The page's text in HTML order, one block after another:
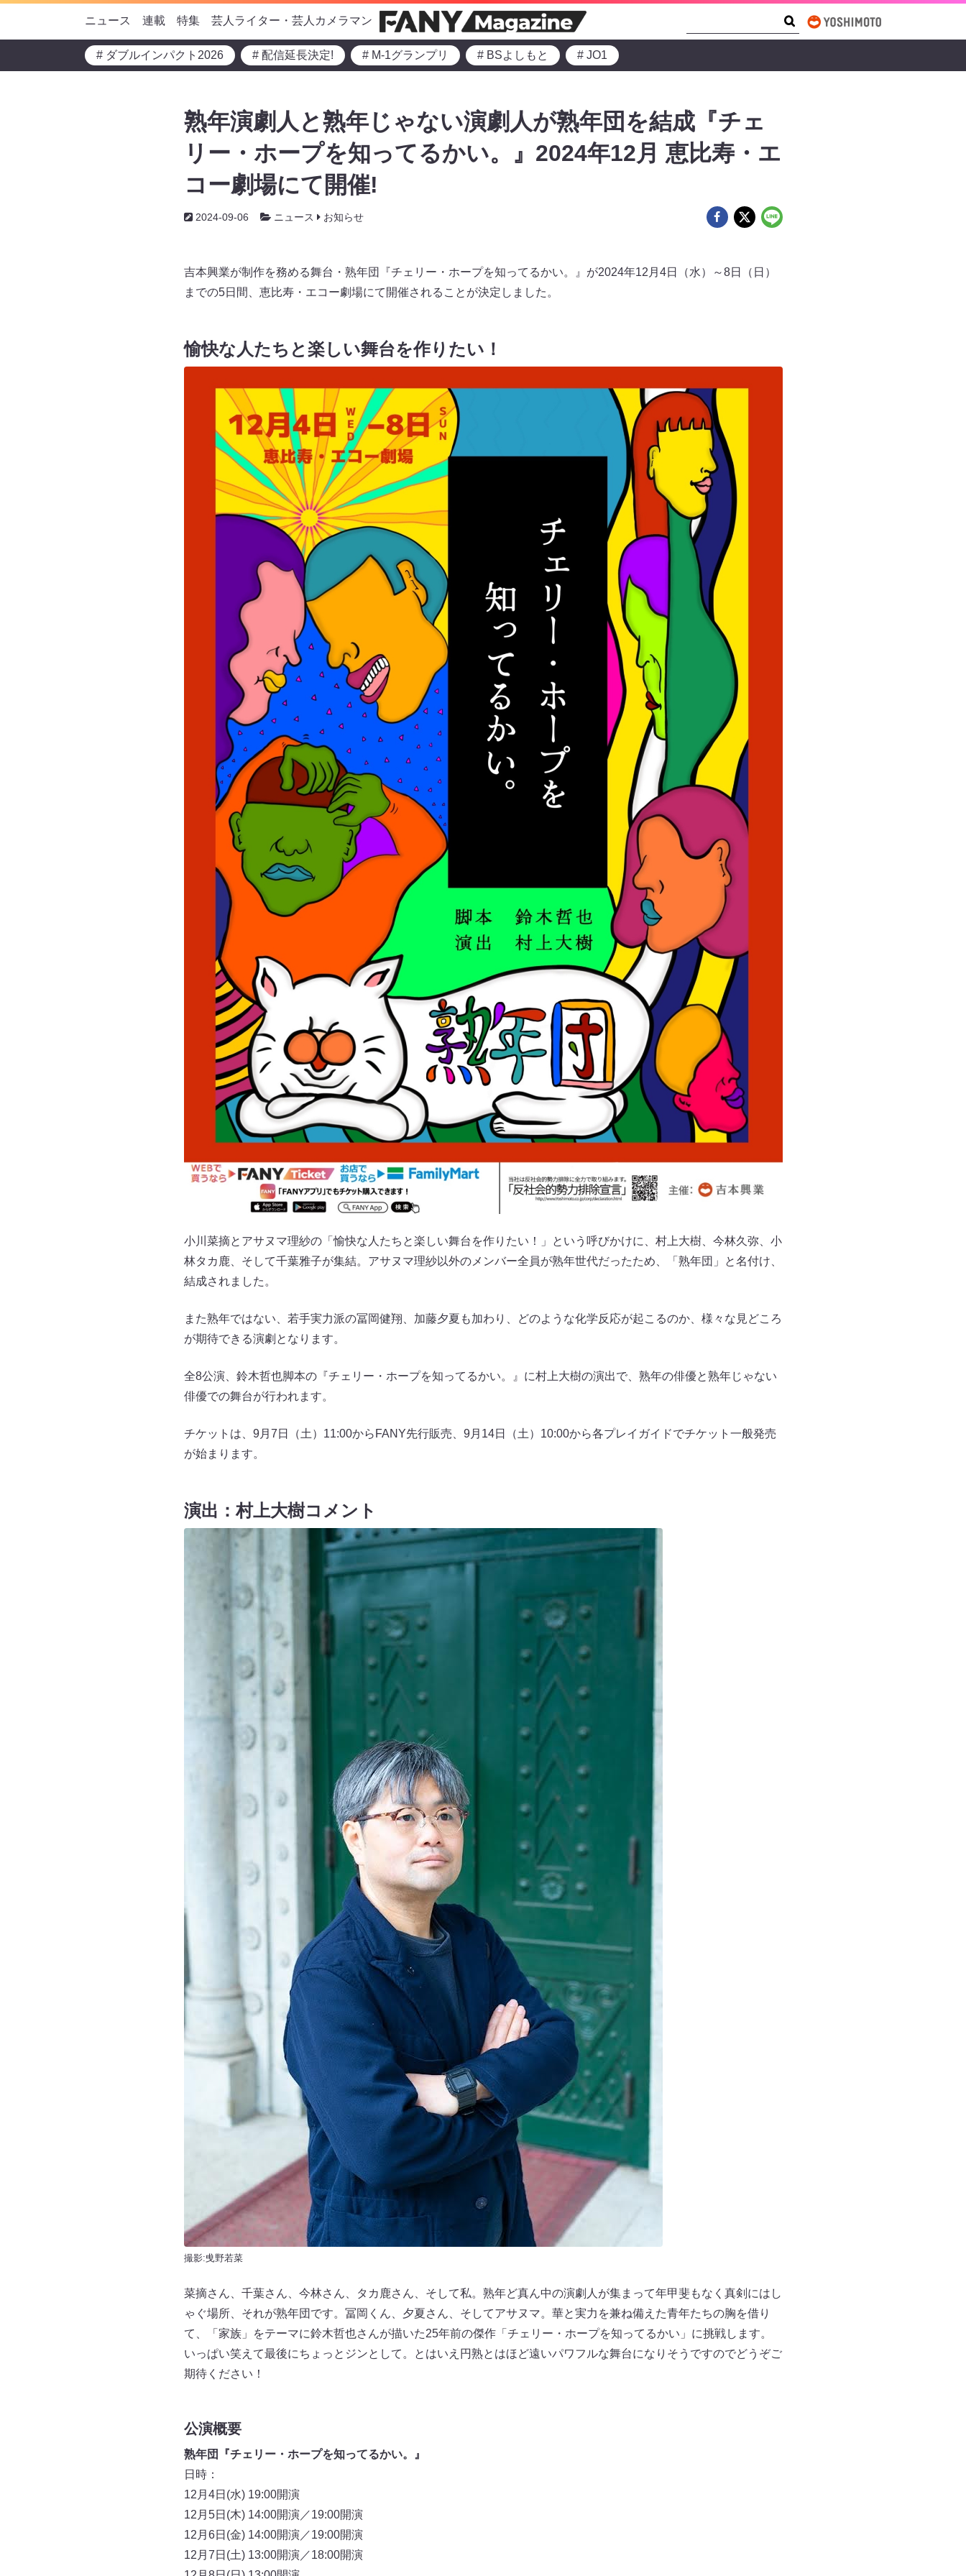
ニュース 連載 特集 芸人ライター・芸人カメラマン
# ダブルインパクト2026 # 配信延長決定! # M-1グランプリ # BSよしもと # JO1
熟年演劇人と熟年じゃない演劇人が熟年団を結成『チェ
リー・ホープを知ってるかい。』2024年12月 恵比寿・エ
コー劇場にて開催!
2024-09-06 ニュース お知らせ
吉本興業が制作を務める舞台・熟年団『チェリー・ホープを知ってるかい。』が2024年12月4日（水）～8日（日）
までの5日間、恵比寿・エコー劇場にて開催されることが決定しました。
愉快な人たちと楽しい舞台を作りたい！
小川菜摘とアサヌマ理紗の「愉快な人たちと楽しい舞台を作りたい！」という呼びかけに、村上大樹、今林久弥、小
林タカ鹿、そして千葉雅子が集結。アサヌマ理紗以外のメンバー全員が熟年世代だったため、「熟年団」と名付け、
結成されました。
また熟年ではない、若手実力派の冨岡健翔、加藤夕夏も加わり、どのような化学反応が起こるのか、様々な見どころ
が期待できる演劇となります。
全8公演、鈴木哲也脚本の『チェリー・ホープを知ってるかい。』に村上大樹の演出で、熟年の俳優と熟年じゃない
俳優での舞台が行われます。
チケットは、9月7日（土）11:00からFANY先行販売、9月14日（土）10:00から各プレイガイドでチケット一般発売
が始まります。
演出：村上大樹コメント
撮影:曵野若菜
菜摘さん、千葉さん、今林さん、タカ鹿さん、そして私。熟年ど真ん中の演劇人が集まって年甲斐もなく真剣にはし
ゃぐ場所、それが熟年団です。冨岡くん、夕夏さん、そしてアサヌマ。華と実力を兼ね備えた青年たちの胸を借り
て、「家族」をテーマに鈴木哲也さんが描いた25年前の傑作「チェリー・ホープを知ってるかい」に挑戦します。
いっぱい笑えて最後にちょっとジンとして。とはいえ円熟とはほど遠いパワフルな舞台になりそうですのでどうぞご
期待ください！
公演概要
熟年団『チェリー・ホープを知ってるかい。』
日時：
12月4日(水) 19:00開演
12月5日(木) 14:00開演／19:00開演
12月6日(金) 14:00開演／19:00開演
12月7日(土) 13:00開演／18:00開演